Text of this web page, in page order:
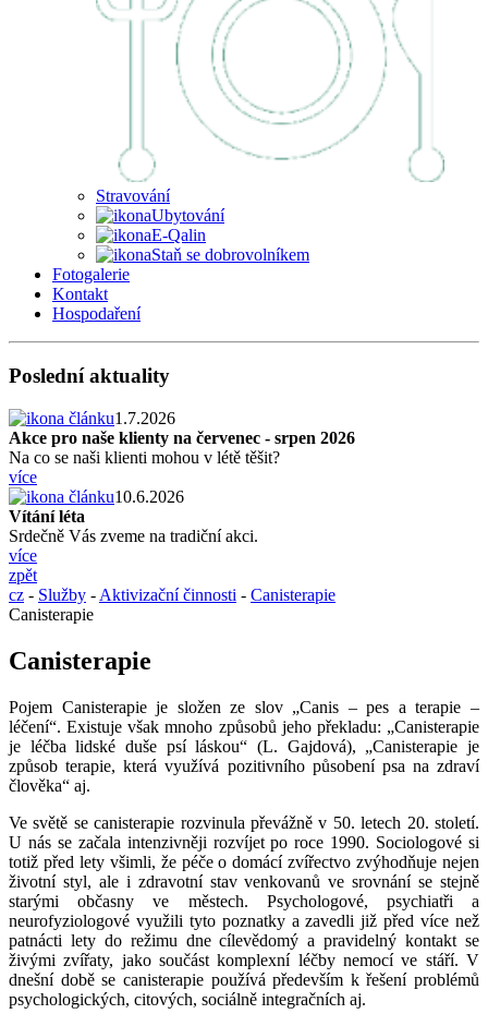
Stravování
Ubytování
E-Qalin
Staň se dobrovolníkem
Fotogalerie
Kontakt
Hospodaření
Poslední aktuality
1.7.2026
Akce pro naše klienty na červenec - srpen 2026
Na co se naši klienti mohou v létě těšit?
více
10.6.2026
Vítání léta
Srdečně Vás zveme na tradiční akci.
více
zpět
cz - Služby - Aktivizační činnosti - Canisterapie
Canisterapie
Canisterapie
Pojem Canisterapie je složen ze slov „Canis – pes a terapie –
léčení“. Existuje však mnoho způsobů jeho překladu: „Canisterapie
je léčba lidské duše psí láskou“ (L. Gajdová), „Canisterapie je
způsob terapie, která využívá pozitivního působení psa na zdraví
člověka“ aj.
Ve světě se canisterapie rozvinula převážně v 50. letech 20. století.
U nás se začala intenzivněji rozvíjet po roce 1990. Sociologové si
totiž před lety všimli, že péče o domácí zvířectvo zvýhodňuje nejen
životní styl, ale i zdravotní stav venkovanů ve srovnání se stejně
starými občasny ve městech. Psychologové, psychiatři a
neurofyziologové využili tyto poznatky a zavedli již před více než
patnácti lety do režimu dne cílevědomý a pravidelný kontakt se
živými zvířaty, jako součást komplexní léčby nemocí ve stáří. V
dnešní době se canisterapie používá především k řešení problémů
psychologických, citových, sociálně integračních aj.